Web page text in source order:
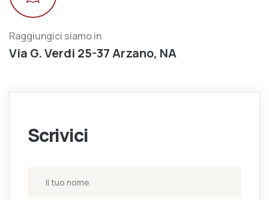
Raggiungici siamo in
Via G. Verdi 25-37 Arzano, NA
Scrivici